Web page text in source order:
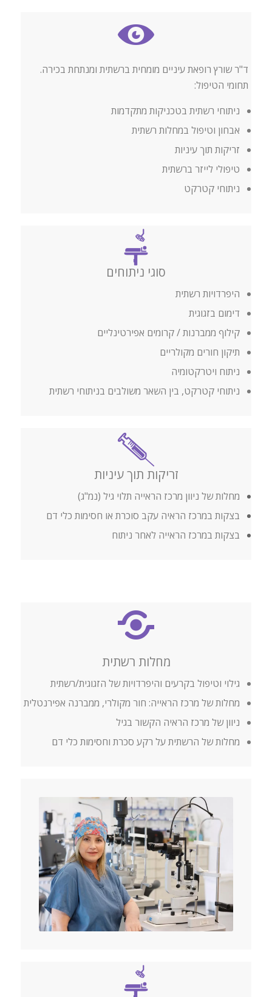
ד"ר שורץ רופאת עיניים מומחית ברשתית ומנתחת בכירה.
תחומי הטיפול:
ניתוחי רשתית בטכניקות מתקדמות
אבחון וטיפול במחלות רשתית
זריקות תוך עיניות
טיפולי לייזר ברשתית
ניתוחי קטרקט
סוגי ניתוחים
היפרדויות רשתית
דימום בזגוגית
קילוף ממברנות / קרומים אפירטינליים
תיקון חורים מקולריים
ניתוח ויטרקטומיה
ניתוחי קטרקט, בין השאר משולבים בניתוחי רשתית
זריקות תוך עיניות
מחלות של ניוון מרכז הראייה תלוי גיל (נמ"ג)
בצקות במרכז הראיה עקב סוכרת או חסימות כלי דם
בצקות במרכז הראייה לאחר ניתוח
מחלות רשתית
גילוי וטיפול בקרעים והיפרדויות של הזגוגית/רשתית
מחלות של מרכז הראייה: חור מקולרי, ממברנה אפירנטלית
ניוון של מרכז הראיה הקשור בגיל
מחלות של הרשתית על רקע סכרת וחסימות כלי דם